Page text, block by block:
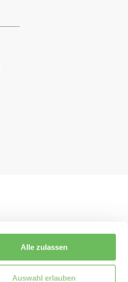
Alle zulassen
Auswahl erlauben